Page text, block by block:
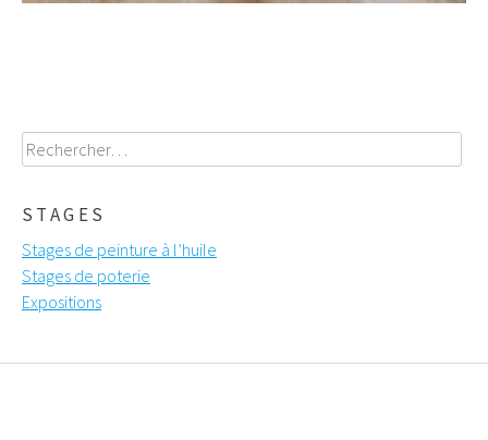
Rechercher :
STAGES
Stages de peinture à l’huile
Stages de poterie
Expositions